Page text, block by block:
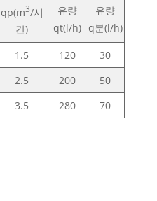
qp(m3/시
간)
유량
qt(l/h)
유량
q분(l/h)
1.5 120
30
2.5 200
50
3.5 280 70